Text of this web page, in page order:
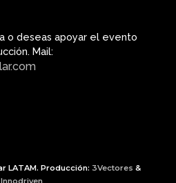
o deseas apoyar el evento
Mail:
LATAM. Producción: 3Vectores &